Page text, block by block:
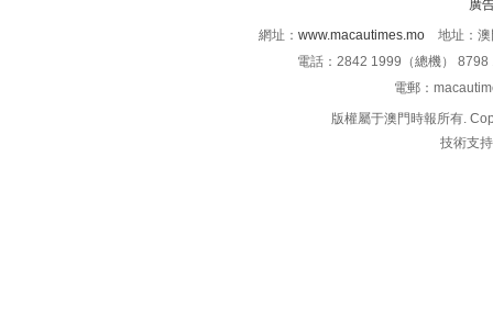
廣
網址： www.macautimes.mo 地址：澳
電話：2842 1999（總機）
電郵：
版權屬于澳門時報所有.
技術支